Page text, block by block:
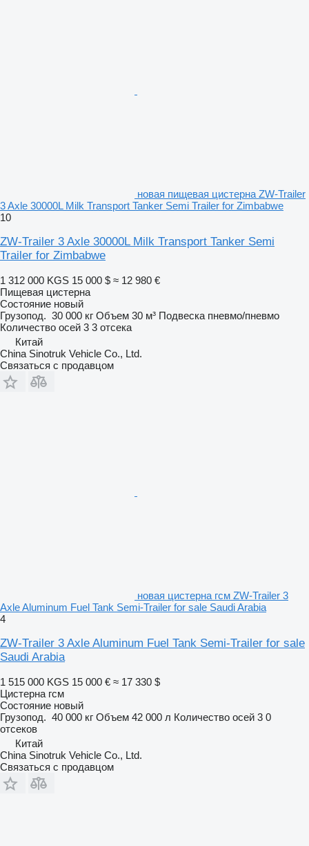
новая пищевая цистерна ZW-Trailer
3 Axle 30000L Milk Transport Tanker Semi Trailer for Zimbabwe
10
ZW-Trailer 3 Axle 30000L Milk Transport Tanker Semi
Trailer for Zimbabwe
1 312 000 KGS 15 000 $ ≈ 12 980 €
Пищевая цистерна
Состояние новый
Грузопод. 30 000 кг Объем 30 м³ Подвеска пневмо/пневмо
Количество осей 3 3 отсека
Китай
China Sinotruk Vehicle Co., Ltd.
Связаться с продавцом
новая цистерна гсм ZW-Trailer 3
Axle Aluminum Fuel Tank Semi-Trailer for sale Saudi Arabia
4
ZW-Trailer 3 Axle Aluminum Fuel Tank Semi-Trailer for sale
Saudi Arabia
1 515 000 KGS 15 000 € ≈ 17 330 $
Цистерна гсм
Состояние новый
Грузопод. 40 000 кг Объем 42 000 л Количество осей 3 0
отсеков
Китай
China Sinotruk Vehicle Co., Ltd.
Связаться с продавцом